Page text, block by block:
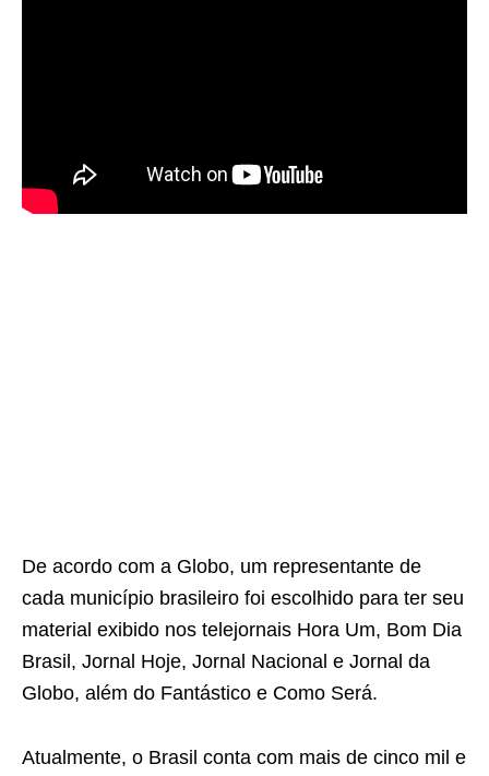
De acordo com a Globo, um representante de
cada município brasileiro foi escolhido para ter seu
material exibido nos telejornais Hora Um, Bom Dia
Brasil, Jornal Hoje, Jornal Nacional e Jornal da
Globo, além do Fantástico e Como Será.
Atualmente, o Brasil conta com mais de cinco mil e